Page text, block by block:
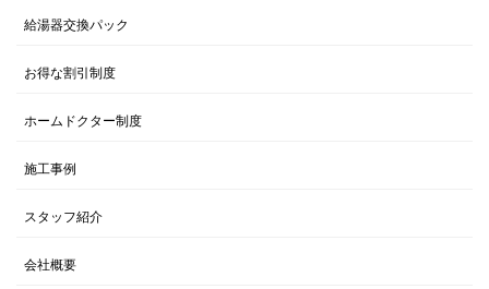
給湯器交換パック
お得な割引制度
ホームドクター制度
施工事例
スタッフ紹介
会社概要